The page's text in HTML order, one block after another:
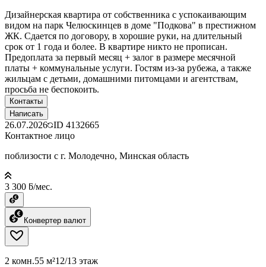
Дизайнерская квартира от собственника с успокаивающим
видом на парк Челюскинцев в доме "Подкова" в престижном
ЖК. Сдается по договору, в хорошие руки, на длительный
срок от 1 года и более. В квартире никто не прописан.
Предоплата за первый месяц + залог в размере месячной
платы + коммунальные услуги. Гостям из-за рубежа, а также
жильцам с детьми, домашними питомцами и агентствам,
просьба не беспокоить.
Контакты
Написать
26.07.2026 ID 4132665
Контактное лицо
поблизости с г. Молодечно, Минская область
3 300 ƃ/мес.
Конвертер валют
2 комн.55 м²12/13 этаж